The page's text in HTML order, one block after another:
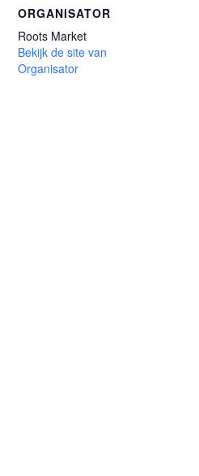
ORGANISATOR
Roots Market
Bekijk de site van
Organisator